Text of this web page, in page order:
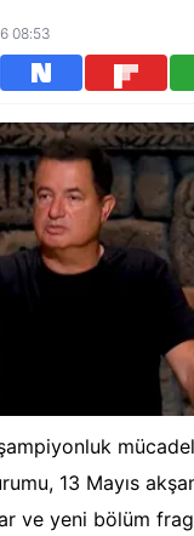
08:53
13 Mayıs
ve yeni bölüm